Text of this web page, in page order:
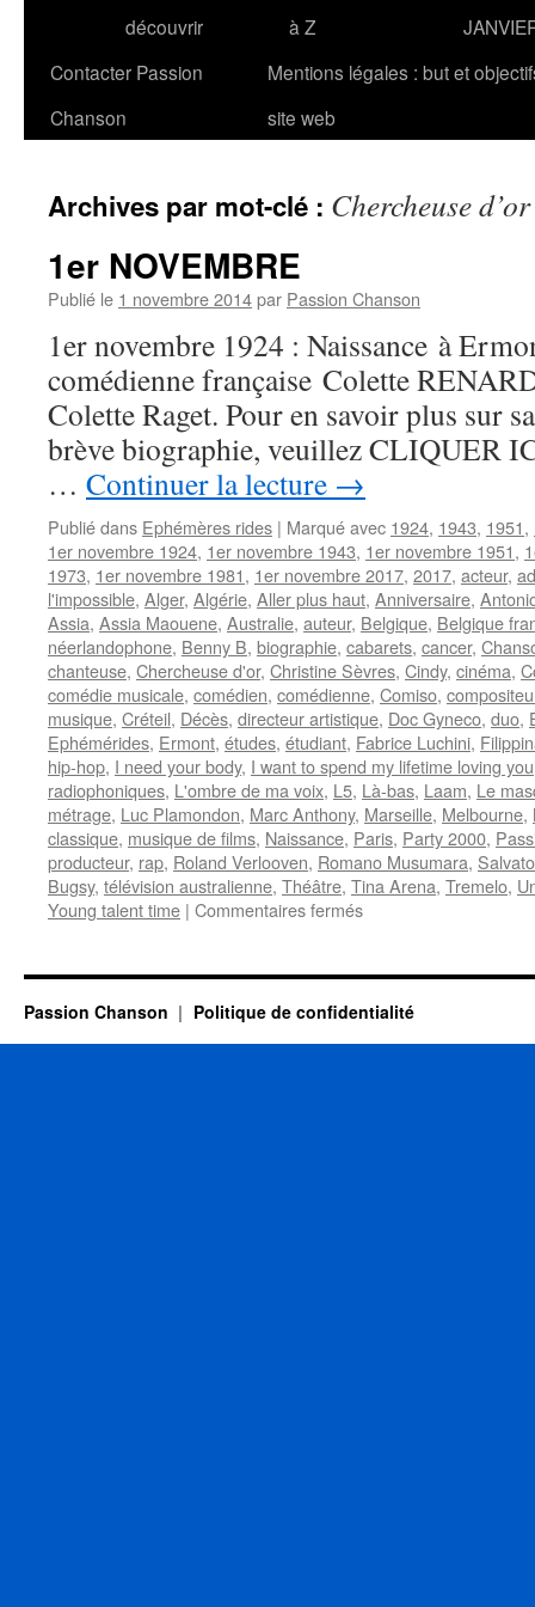
découvrir
à Z
Contacter Passion
Chanson
Mentions légales : but et
site web
Archives par mot-clé : Chercheuse d’or
1er NOVEMBRE
Publié le 1 novembre 2014par Passion Chanson
1er novembre 1924 : Naissance à
comédienne française Colette
Colette Raget. Pour en savoir plus sur
brève biographie, veuillez
… Continuer la lecture →
Publié dans Ephémères rides | Marqué avec 1924, 1943, 1951,
1er novembre 1924, 1er novembre 1943, 1er novembre 1951,
1973, 1er novembre 1981, 1er novembre 2017, 2017, acteur,
l'impossible, Alger, Algérie, Aller plus haut, Anniversaire,
Assia, Assia Maouene, Australie, auteur, Belgique, Belgique
néerlandophone, Benny B, biographie, cabarets, cancer,
chanteuse, Chercheuse d'or, Christine Sèvres, Cindy, cinéma,
comédie musicale, comédien, comédienne, Comiso,
musique, Créteil, Décès, directeur artistique, Doc Gyneco, duo,
Ephémérides, Ermont, études, étudiant, Fabrice Luchini,
hip-hop, I need your body, I want to spend my lifetime loving you
radiophoniques, L'ombre de ma voix, L5, Là-bas, Laam, Le
métrage, Luc Plamondon, Marc Anthony, Marseille, Melbourne,
classique, musique de films, Naissance, Paris, Party 2000,
producteur, rap, Roland Verlooven, Romano Musumara,
Bugsy, télévision australienne, Théâtre, Tina Arena, Tremelo,
Young talent time | Commentaires ferméssur
Passion Chanson Politique de confidentialité